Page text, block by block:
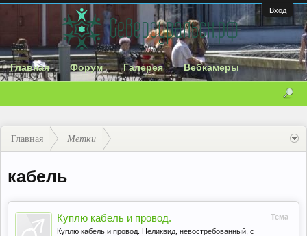
Вход
Главная Форум Галерея Вебкамеры
Главная Метки
кабель
Тема
Куплю кабель и провод.
Куплю кабель и провод. Неликвид, невостребованный, с